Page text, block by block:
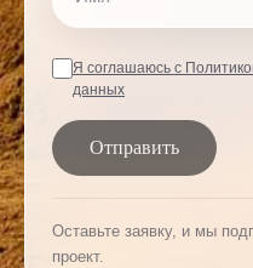
Я соглашаюсь с
данных
Отправить
Оставьте заявку, и мы
проект.